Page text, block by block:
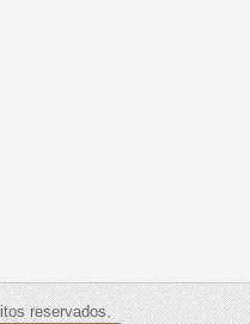
reservados.